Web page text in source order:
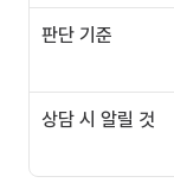
판단 기준
상담 시 알릴 것